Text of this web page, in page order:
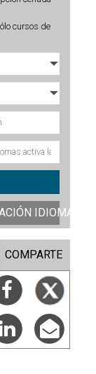
cursos de
IDIOMAS
COMPARTE